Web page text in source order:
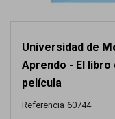
Universidad de
Aprendo - El
película
Referencia 60744